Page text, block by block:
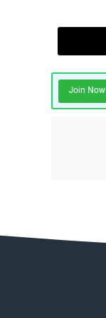
Join Now